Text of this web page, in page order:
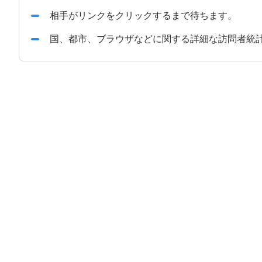
相手がリンクをクリックするまで待ちます。
国、都市、ブラウザなどに関する詳細な訪問者統